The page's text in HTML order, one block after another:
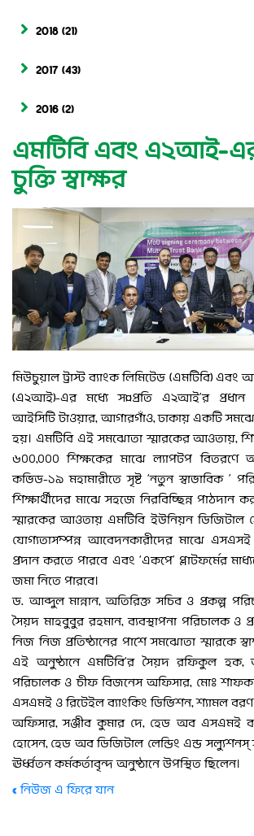
2018 (21)
2017 (43)
2016 (2)
এমটিবি এবং এ২আই-
চুক্তি স্বাক্ষর
মিউচুয়াল ট্রাস্ট ব্যাংক লিমিটেড (এমটিবি) এবং
(এ২আই)-এর মধ্যে স¤প্রতি এ২আই’র প্রধান
আইসিটি টাওয়ার, আগারগাঁও, ঢাকায় একটি
হয়। এমটিবি এই সমঝোতা স্মারকের আওতায়,
৬০০,০০০ শিক্ষকের মাঝে ল্যাপটপ বিতরণে
কভিড-১৯ মহামারীতে সৃষ্ট ‘নতুন স্বাভাবিক ’
শিক্ষার্থীদের মাঝে সহজে নিরবিচ্ছিন্ন পাঠদান
স্মারকের আওতায় এমটিবি ইউনিয়ন ডিজিটাল
যোগ্যতাসম্পন্ন আবেদনকারীদের মাঝে
প্রদান করতে পারবে এবং ‘একপে’ প্লাটফর্মের
জমা নিতে পারবে।
ড. আব্দুল মান্নান, অতিরিক্ত সচিব ও প্রকল্প
সৈয়দ মাহবুবুর রহমান, ব্যবস্থাপনা পরিচালক ও
নিজ নিজ প্রতিষ্ঠানের পাশে সমঝোতা স্মারকে
এই অনুষ্ঠানে এমটিবি’র সৈয়দ রফিকুল হক,
পরিচালক ও চীফ বিজনেস অফিসার, মোঃ
এসএমই ও রিটেইল ব্যাংকিং ডিভিশন, শ্যামল
অফিসার, সঞ্জীব কুমার দে, হেড অব এসএমই
হোসেন, হেড অব ডিজিটাল লেন্ডিং এন্ড সল্যুশনস্
ঊর্ধ্বতন কর্মকর্তাবৃন্দ অনুষ্ঠানে উপস্থিত ছিলেন।
« নিউজ এ ফিরে যান